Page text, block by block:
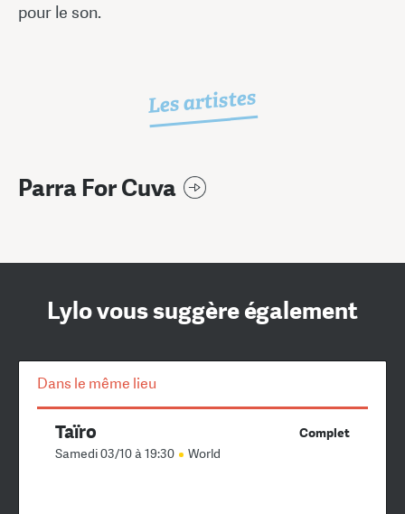
pour le son.
Les artistes
Parra For Cuva
Lylo vous suggère également
Dans le même lieu
Complet
Taïro
Samedi 03/10 à 19:30 World